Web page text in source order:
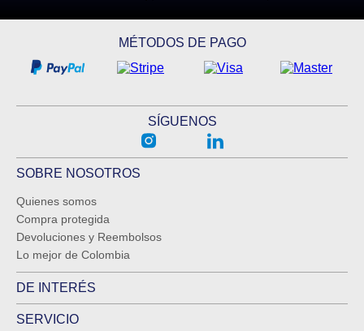
MÉTODOS DE PAGO
SÍGUENOS
SOBRE NOSOTROS
Quienes somos
Compra protegida
Devoluciones y Reembolsos
Lo mejor de Colombia
DE INTERÉS
SERVICIO